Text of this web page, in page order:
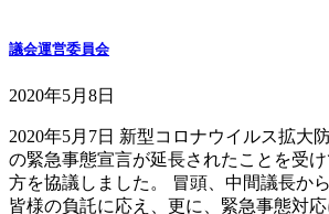
議会運営委員会
2020年5月8日
2020年5月7日 新型コロナウイルス拡大
の緊急事態宣言が延長されたことを受
方を協議しました。 冒頭、中間議長か
皆様の負託に応え、更に、緊急事態対